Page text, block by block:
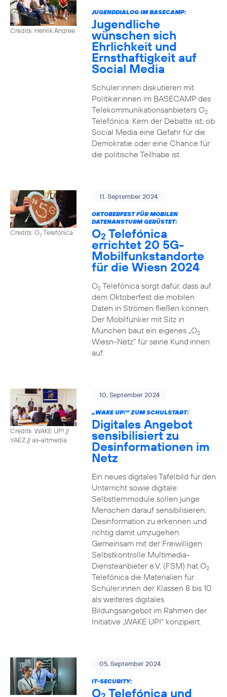
Credits: Henrik Andree
JUGENDDIALOG IM BASECAMP:
Jugendliche
wünschen sich
Ehrlichkeit und
Ernsthaftigkeit auf
Social Media
Schüler:innen diskutieren mit
Politiker:innen im BASECAMP des
Telekommunikationsanbieters O2
Telefónica. Kern der Debatte ist, ob
Social Media eine Gefahr für die
Demokratie oder eine Chance für
die politische Teilhabe ist.
Credits: O2Telefónica
11. September 2024
OKTOBERFEST FÜR MOBILEN
DATENANSTURM GERÜSTET:
O2 Telefónica
errichtet 20 5G-
Mobilfunkstandorte
für die Wiesn 2024
O2Telefónica sorgt dafür, dass auf
dem Oktoberfest die mobilen
Daten in Strömen fließen können.
Der Mobilfunker mit Sitz in
München baut ein eigenes „O2
Wiesn-Netz“ für seine Kund:innen
auf.
Credits: WAKE UP! //
YAEZ // as-artmedia
10. September 2024
„WAKE UP!“ ZUM SCHULSTART:
Digitales Angebot
sensibilisiert zu
Desinformationen im
Netz
Ein neues digitales Tafelbild für den
Unterricht sowie digitale
Selbstlernmodule sollen junge
Menschen darauf sensibilisieren,
Desinformation zu erkennen und
richtig damit umzugehen.
Gemeinsam mit der Freiwilligen
Selbstkontrolle Multimedia-
Diensteanbieter e.V. (FSM) hat O2
Telefónica die Materialien für
Schüler:innen der Klassen 8 bis 10
als weiteres digitales
Bildungsangebot im Rahmen der
Initiative „WAKE UP!“ konzipiert.
05. September 2024
IT-SECURITY:
O Telefónica und